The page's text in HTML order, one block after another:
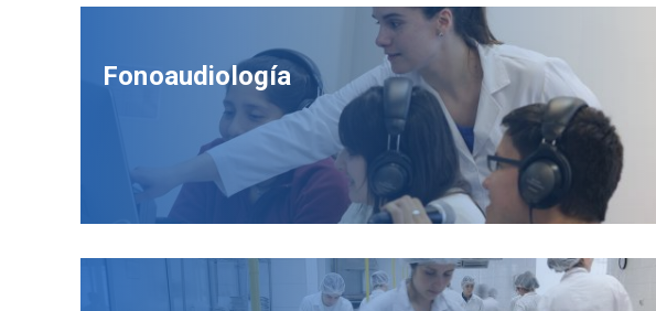
Fonoaudiología